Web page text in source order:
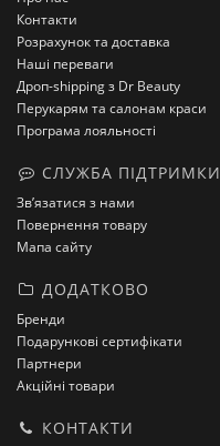
Контакти
Розрахунок та доставка
Наші переваги
Дроп-shipping з Dr Beauty
Перукарям та салонам краси
Програма лояльності
СЛУЖБА ПІДТРИМКИ
Зв’язатися з нами
Повернення товару
Мапа сайту
ДОДАТКОВО
Бренди
Подарункові сертифікати
Партнери
Акційні товари
КОНТАКТИ